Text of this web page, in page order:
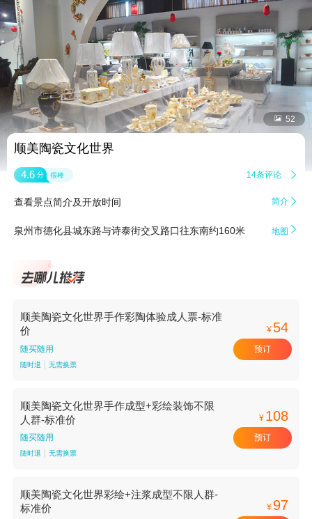
 52
顺美陶瓷文化世界
4.6 分 很棒 14条评论 
查看景点简介及开放时间 简介 
泉州市德化县城东路与诗泰街交叉路口往东南约160米 地图 
顺美陶瓷文化世界手作彩陶体验成人票-标准
价
随买随用
随时退 无需换票
¥ 54
预订
顺美陶瓷文化世界手作成型+彩绘装饰不限
人群-标准价
随买随用
随时退 无需换票
¥ 108
预订
顺美陶瓷文化世界彩绘+注浆成型不限人群-
标准价
¥ 97
